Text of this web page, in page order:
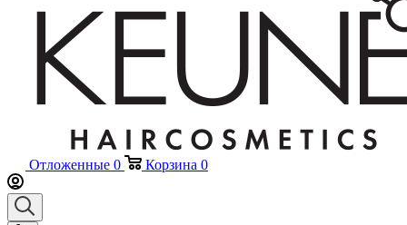
Отложенные 0 Корзина 0